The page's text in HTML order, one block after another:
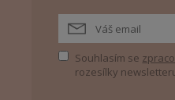
Souhlasím se
rozesílky